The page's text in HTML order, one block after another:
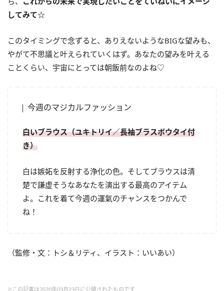
してみて☆
このタイミングで念ずると、ありえないようなBIGな望みも、
やがて不思議と叶えられていくはず。あなたの望みを叶える
ことくらい、宇宙にとっては朝飯前なのよね♡
今週のマジカルファッション
白いブラウス（ユキトリイ／長袖ブラスボウタイ付
き）
白は嫉妬を反射する浄化の色。そしてブラウスは清
楚で謙虚そうなあなたを演出する最高のアイテム
よ。これを着て今週の運氣のチャンスをつかんで
ね！
（監修・文：トシ＆リティ、イラスト：いいあい）
※この記事は2020年03月23日に公開されたものです